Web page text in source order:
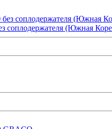
соплодержателя (Южная